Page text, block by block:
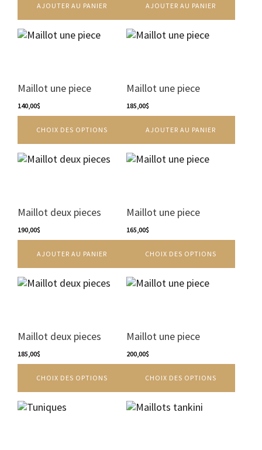
AJOUTER AU PANIER AJOUTER AU PANIER
Maillot une piece
140,00$
CHOIX DES OPTIONS
Ce
variations.
Les
options
peuvent
choisies
sur
produit
Maillot une piece
185,00$
AJOUTER AU PANIER
Maillot deux pieces
190,00$
AJOUTER AU PANIER
Maillot une piece
165,00$
CHOIX DES OPTIONS
Ce
variations.
Les
options
peuvent
choisies
sur
produit
Maillot deux pieces
185,00$
CHOIX DES OPTIONS
Ce
variations.
Les
options
peuvent
choisies
sur
Maillot une piece
200,00$
CHOIX DES OPTIONS
Ce
variations.
Les
options
peuvent
choisies
sur